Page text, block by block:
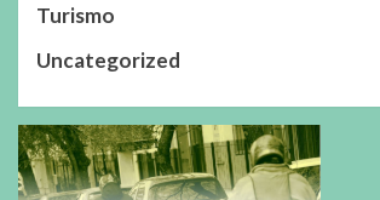
Turismo
Uncategorized